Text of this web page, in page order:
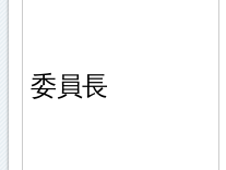
委員長